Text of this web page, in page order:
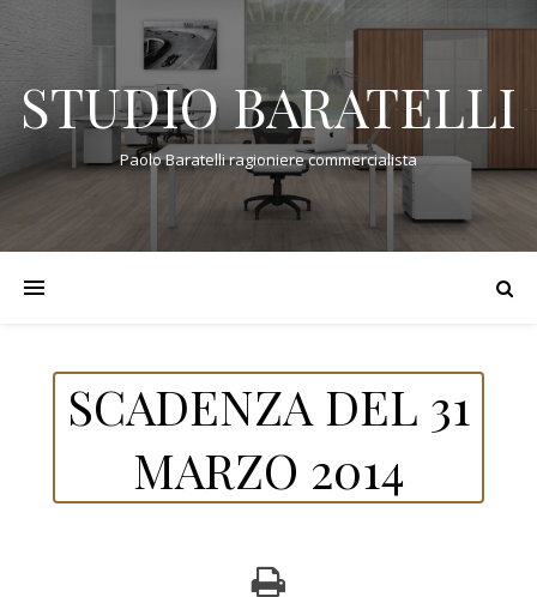
STUDIO BARATELLI
Paolo Baratelli ragioniere commercialista
SCADENZA DEL 31
MARZO 2014